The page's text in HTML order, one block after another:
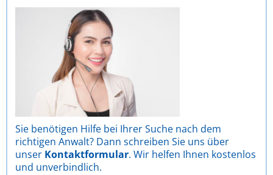
Sie benötigen Hilfe bei Ihrer Suche nach dem
richtigen Anwalt? Dann schreiben Sie uns über
unser Kontaktformular. Wir helfen Ihnen kostenlos
und unverbindlich.